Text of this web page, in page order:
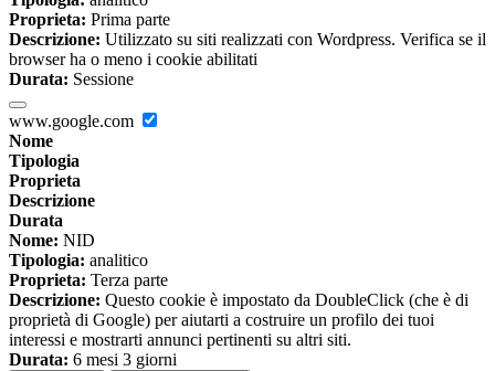
Proprieta: Prima parte
Descrizione: Utilizzato su siti realizzati con Wordpress. Verifica se il
browser ha o meno i cookie abilitati
Durata: Sessione
www.google.com
Nome
Tipologia
Proprieta
Descrizione
Durata
Nome: NID
Tipologia: analitico
Proprieta: Terza parte
Descrizione: Questo cookie è impostato da DoubleClick (che è di
proprietà di Google) per aiutarti a costruire un profilo dei tuoi
interessi e mostrarti annunci pertinenti su altri siti.
Durata: 6 mesi 3 giorni